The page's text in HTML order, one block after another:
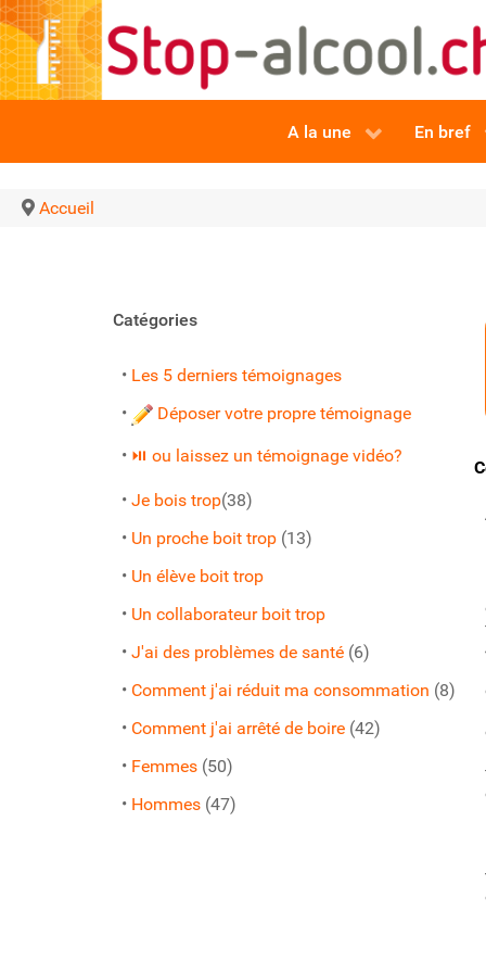
A la une En bref
Accueil
Catégories
• Les 5 derniers témoignages
•
Déposer votre propre témoignage
• ⏯ ou laissez un témoignage vidéo?
• Je bois trop(38)
• Un proche boit trop (13)
• Un élève boit trop
• Un collaborateur boit trop
• J'ai des problèmes de santé (6)
• Comment j'ai réduit ma consommation (8)
• Comment j'ai arrêté de boire (42)
• Femmes (50)
• Hommes (47)